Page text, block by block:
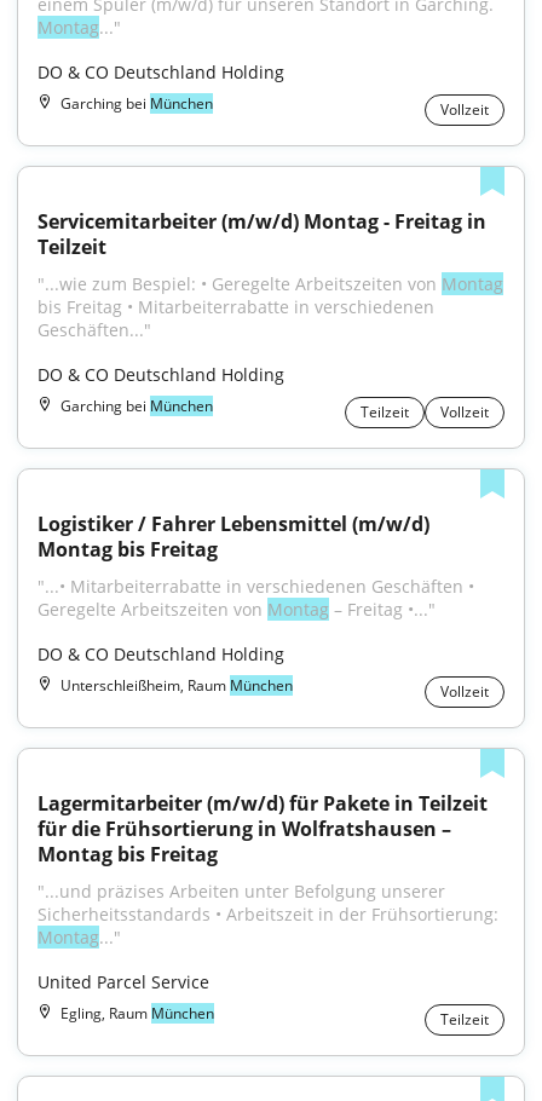
Montag..."
DO & CO Deutschland Holding
Garching bei München Vollzeit
Servicemitarbeiter (m/w/d) Montag - Freitag in
Teilzeit
"...wie zum Bespiel: • Geregelte Arbeitszeiten von Montag
bis Freitag • Mitarbeiterrabatte in verschiedenen
Geschäften..."
DO & CO Deutschland Holding
Garching bei München Teilzeit Vollzeit
Logistiker / Fahrer Lebensmittel (m/w/d)
Montag bis Freitag
"...• Mitarbeiterrabatte in verschiedenen Geschäften •
Geregelte Arbeitszeiten von Montag – Freitag •..."
DO & CO Deutschland Holding
Unterschleißheim, Raum München Vollzeit
Lagermitarbeiter (m/w/d) für Pakete in Teilzeit
für die Frühsortierung in Wolfratshausen –
Montag bis Freitag
"...und präzises Arbeiten unter Befolgung unserer
Montag..."
United Parcel Service
Egling, Raum München Teilzeit